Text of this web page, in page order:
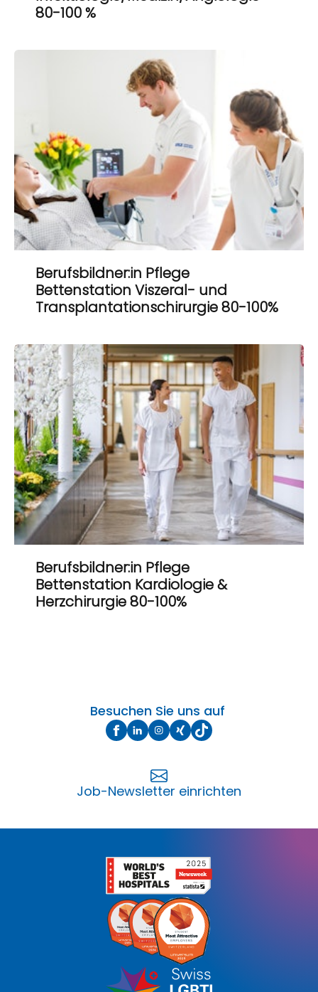
80-100 %
Berufsbildner:in Pflege
Bettenstation Viszeral- und
Transplantationschirurgie 80-100%
Berufsbildner:in Pflege
Bettenstation Kardiologie &
Herzchirurgie 80-100%
Besuchen Sie uns auf
Job-Newsletter einrichten